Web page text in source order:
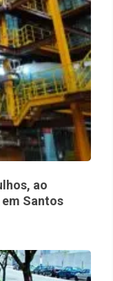
ao
Santos